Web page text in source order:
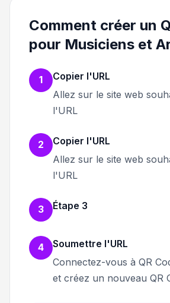
Comment créer un
pour Musiciens et
1
Copier l'URL
Allez sur le site web
l'URL
2
Copier l'URL
Allez sur le site web
l'URL
3 Étape 3
4
Soumettre l'URL
Connectez-vous à QR
et créez un nouveau QR